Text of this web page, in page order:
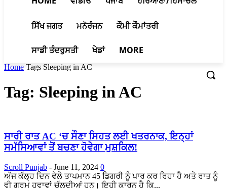
ਸਿੱਖ ਜਗਤ ਮਨੋਰੰਜਨ ਕੌਮੀ ਕੌਮਾਂਤਰੀ
ਸਾਡੀ ਤੰਦਰੁਸਤੀ ਖੇਡਾਂ MORE
Home Tags Sleeping in AC
Tag: Sleeping in AC
ਸਾਰੀ ਰਾਤ AC ‘ਚ ਸੌਣਾ ਸਿਹਤ ਲਈ ਖਤਰਨਾਕ, ਇਨ੍ਹਾਂ
ਸਮੱਸਿਆਵਾਂ ਤੋਂ ਬਚਣਾ ਹੋਵੇਗਾ ਮੁਸ਼ਕਿਲ!
Scroll Punjab - June 11, 2024 0
ਅੱਜ ਕੱਲ੍ਹ ਦਿਨ ਵੇਲੇ ਤਾਪਮਾਨ 45 ਡਿਗਰੀ ਨੂੰ ਪਾਰ ਕਰ ਰਿਹਾ ਹੈ ਅਤੇ ਰਾਤ ਨੂੰ
ਵੀ ਗਰਮ ਹਵਾਵਾਂ ਚੱਲਦੀਆਂ ਹਨ। ਇਹੀ ਕਾਰਨ ਹੈ ਕਿ...